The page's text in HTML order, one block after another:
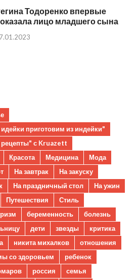
Тодоренко впервые
лицо младшего сына
приготовим из индейки"
с Kruazett
Красота Медицина
Мода
На завтрак
На закуску
На праздничный стол
На ужин
Путешествия
Стиль
беременность
болезнь
дети звезды
критика
никита михалков
отношения
со здоровьем
ребенок
россия
семья